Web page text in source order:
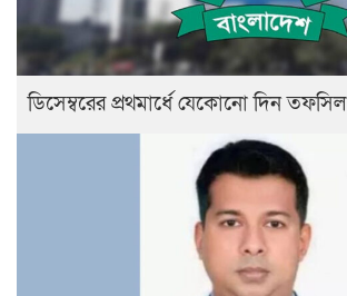
ডিসেম্বরের প্রথমার্ধে যেকোনো দিন তফসিল